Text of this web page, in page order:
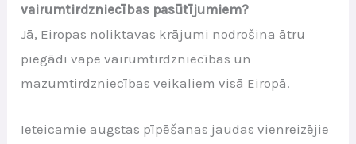
vairumtirdzniecības pasūtījumiem?
Jā, Eiropas noliktavas krājumi nodrošina ātru
piegādi vape vairumtirdzniecības un
mazumtirdzniecības veikaliem visā Eiropā.
Ieteicamie augstas pīpēšanas jaudas vienreizējie